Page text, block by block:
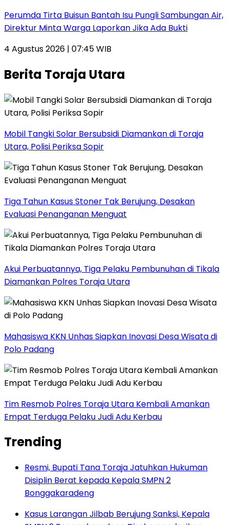
Perumda Tirta Buisun Bantah Isu Pungli Sambungan Air,
Direktur Minta Warga Laporkan Jika Ada Bukti
4 Agustus 2026 | 07:45 WIB
Berita Toraja Utara
Mobil Tangki Solar Bersubsidi Diamankan di Toraja
Utara, Polisi Periksa Sopir
Tiga Tahun Kasus Stoner Tak Berujung, Desakan
Evaluasi Penanganan Menguat
Akui Perbuatannya, Tiga Pelaku Pembunuhan di Tikala
Diamankan Polres Toraja Utara
Mahasiswa KKN Unhas Siapkan Inovasi Desa Wisata di
Polo Padang
Tim Resmob Polres Toraja Utara Kembali Amankan
Empat Terduga Pelaku Judi Adu Kerbau
Trending
Resmi, Bupati Tana Toraja Jatuhkan Hukuman
Disiplin Berat kepada Kepala SMPN 2
Bonggakaradeng
Kasus Larangan Jilbab Berujung Sanksi, Kepala